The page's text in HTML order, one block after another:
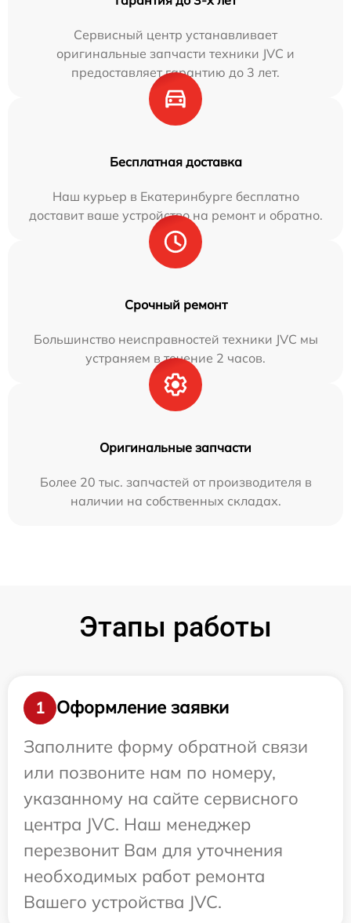
Сервисный центр устанавливает
оригинальные запчасти техники JVC и
предоставляет гарантию до 3 лет.
Бесплатная доставка
Наш курьер в Екатеринбурге бесплатно
доставит ваше устройство на ремонт и обратно.
Срочный ремонт
Большинство неисправностей техники JVC мы
устраняем в течение 2 часов.
Оригинальные запчасти
Более 20 тыс. запчастей от производителя в
наличии на собственных складах.
Этапы работы
1
Оформление заявки
Заполните форму обратной связи
или позвоните нам по номеру,
указанному на сайте сервисного
центра JVC. Наш менеджер
перезвонит Вам для уточнения
необходимых работ ремонта
Вашего устройства JVC.